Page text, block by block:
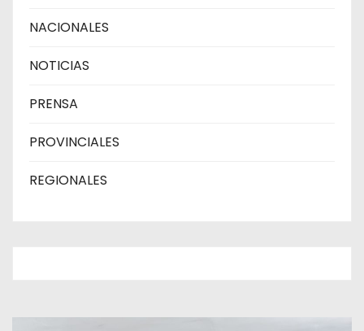
NACIONALES
NOTICIAS
PRENSA
PROVINCIALES
REGIONALES